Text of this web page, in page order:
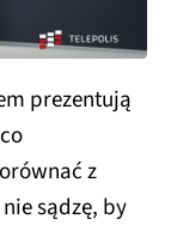
prezentują
z
sądzę, by